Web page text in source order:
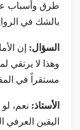
طرق وأسباب
بالشك في
السؤال: إن
وهذا لا يرتقي
مستقراً في
الأستاذ: نعم،
اليقين